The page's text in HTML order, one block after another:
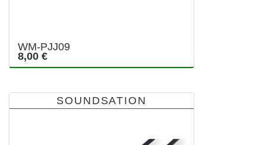
WM-PJJ09
8,00 €
SOUNDSATION